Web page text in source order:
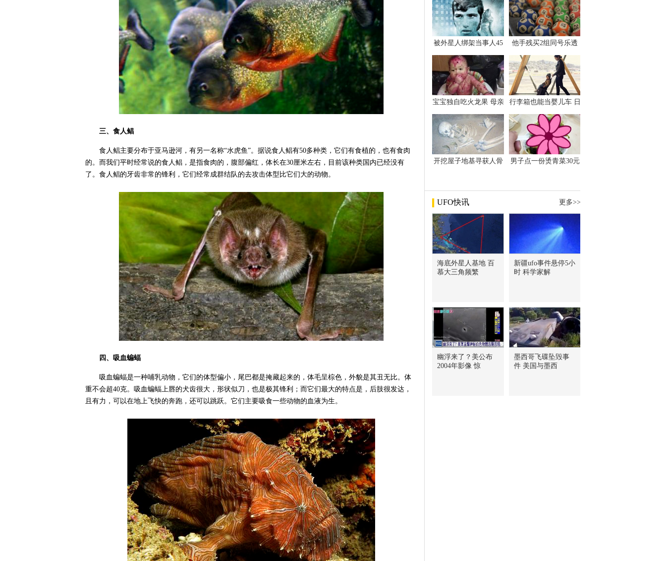
三、食人鲳
食人鲳主要分布于亚马逊河，有另一名称“水虎鱼”。据说食人鲳有50多种类，它们有食植的，也有食肉
的。而我们平时经常说的食人鲳，是指食肉的，腹部偏红，体长在30厘米左右，目前该种类国内已经没有
了。食人鲳的牙齿非常的锋利，它们经常成群结队的去攻击体型比它们大的动物。
四、吸血蝙蝠
吸血蝙蝠是一种哺乳动物，它们的体型偏小，尾巴都是掩藏起来的，体毛呈棕色，外貌是其丑无比。体
重不会超40克。吸血蝙蝠上唇的犬齿很大，形状似刀，也是极其锋利；而它们最大的特点是，后肢很发达，
且有力，可以在地上飞快的奔跑，还可以跳跃。它们主要吸食一些动物的血液为生。
被外星人绑架当事人45
斯卡古拉事件
他手残买2组同号乐透
万
宝宝独自吃火龙果 母亲
行李箱也能当婴儿车 日
开挖屋子地基寻获人骨
男子点一份烫青菜30元
UFO快讯 更多>>
海底外星人基地 百
慕大三角频繁
新疆ufo事件悬停5小
时 科学家解
幽浮来了？美公布
2004年影像 惊
墨西哥飞碟坠毁事
件 美国与墨西